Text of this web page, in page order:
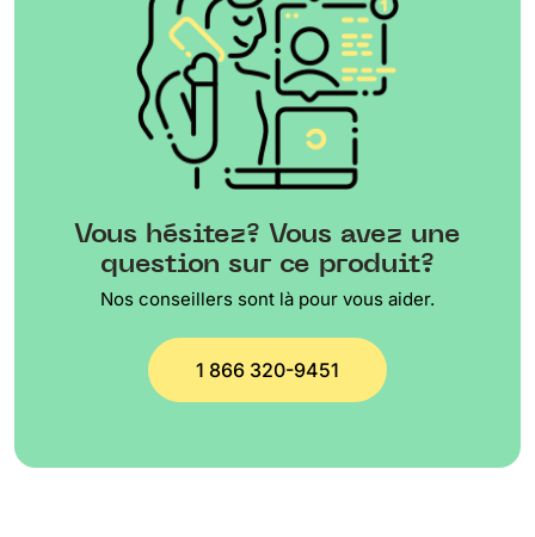
Vous hésitez? Vous avez une
question sur ce produit?
Nos conseillers sont là pour vous aider.
1 866 320-9451